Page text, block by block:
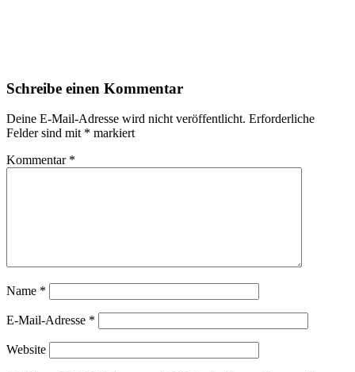
Schreibe einen Kommentar
Deine E-Mail-Adresse wird nicht veröffentlicht. Erforderliche
Felder sind mit * markiert
Kommentar *
Name *
E-Mail-Adresse *
Website